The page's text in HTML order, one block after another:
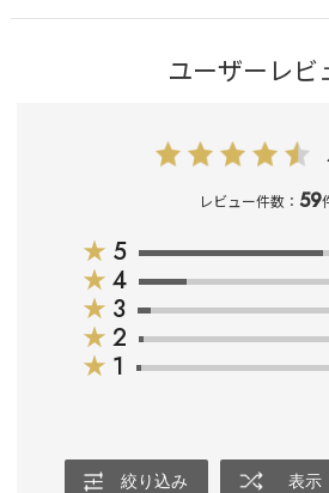
ユーザーレビ
レビュー件数：59
★ 5
★ 4
★ 3
★ 2
★ 1
絞り込み 表示